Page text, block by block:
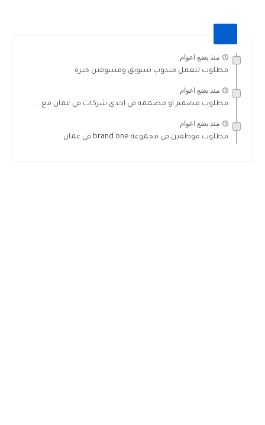
منذ بضع اعوام
مطلوب للعمل مندوب تسويق ومسوقين خبرة
منذ بضع اعوام
مطلوب مصمم او مصممه في احدى شركات في عمان مع...
منذ بضع اعوام
مطلوب موظفين في مجموعة brand one في عمان